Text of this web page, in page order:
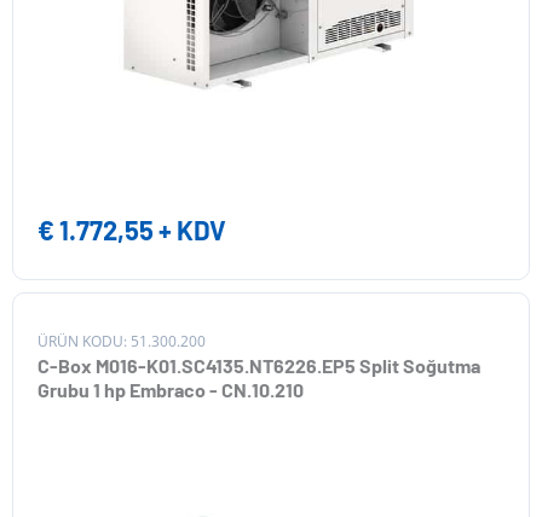
€1.772,55+ KDV
ÜRÜN KODU: 51.300.200
C-Box M016-K01.SC4135.NT6226.EP5 Split Soğutma
Grubu 1 hp Embraco - CN.10.210